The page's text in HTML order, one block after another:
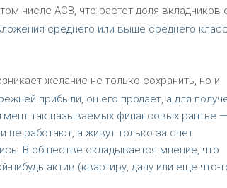
числе АСВ, что растет доля вкладчиков
среднего или выше среднего
желание не только сохранить, но и
прибыли, он его продает, а для
так называемых финансовых рантье —
работают, а живут только за счет
В обществе складывается мнение, что
актив (квартиру, дачу или еще что-